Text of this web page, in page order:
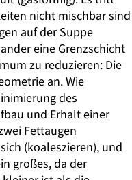
nicht mischbar sind
auf der Suppe
eine Grenzschicht
zu reduzieren: Die
an. Wie
des
und Erhalt einer
Fettaugen
(koaleszieren), und
großes, da der